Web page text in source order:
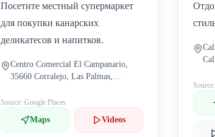
Посетите местный супермаркет
для покупки канарских
деликатесов и напитков.
Centro Comercial El Campanario,
35660 Corralejo, Las Palmas,
Source: Google Places
Maps Videos